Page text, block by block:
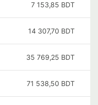
7 153,85 BDT
14 307,70 BDT
35 769,25 BDT
71 538,50 BDT